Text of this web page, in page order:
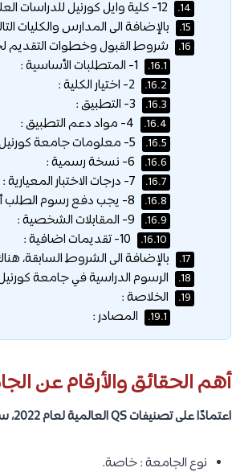
14.
15. بالإضافة الى المدارس والكليات
16. شروط القبول وخطوات التقديم
16.1.
16.2.
16.3.
16.4.
16.5.
16.6.
16.7.
16.8.
16.9.
16.10.
17. بالإضافة الى الشروط السابقة،
18. الرسوم الدراسية في جامعة
19. الخلاصة :
19.1. المصادر :
أهم الحقائق والأرقام عن
اعتمادًا على تصنيفات QS العالمية لعام 2022، سنتعرف على أهم الحقائق والأرقام عن هذا المعهد، وهي كما يلي :
نوع الجامعة : خاصة.